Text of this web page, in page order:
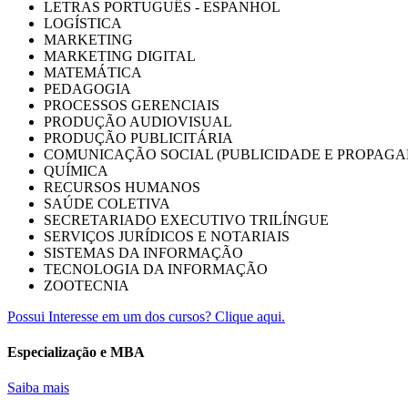
LETRAS PORTUGUÊS - ESPANHOL
LOGÍSTICA
MARKETING
MARKETING DIGITAL
MATEMÁTICA
PEDAGOGIA
PROCESSOS GERENCIAIS
PRODUÇÃO AUDIOVISUAL
PRODUÇÃO PUBLICITÁRIA
COMUNICAÇÃO SOCIAL (PUBLICIDADE E
QUÍMICA
RECURSOS HUMANOS
SAÚDE COLETIVA
SECRETARIADO EXECUTIVO TRILÍNGUE
SERVIÇOS JURÍDICOS E NOTARIAIS
SISTEMAS DA INFORMAÇÃO
TECNOLOGIA DA INFORMAÇÃO
ZOOTECNIA
Possui Interesse em um dos cursos? Clique aqui.
Especialização e MBA
Saiba mais